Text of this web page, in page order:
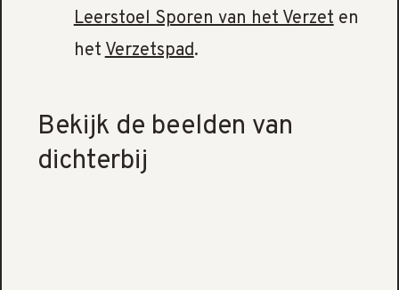
Leerstoel Sporen van het Verzeten
hetVerzetspad.
Bekijk de beelden van
dichterbij